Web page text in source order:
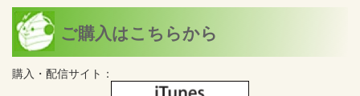
ご購入はこちらから
購入・配信サイト：